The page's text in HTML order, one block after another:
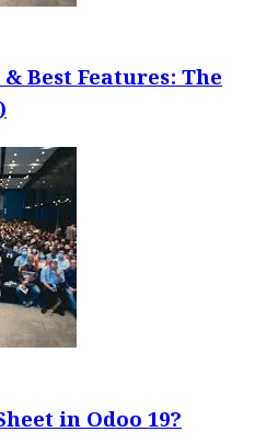
Best Features: The
in Odoo 19?